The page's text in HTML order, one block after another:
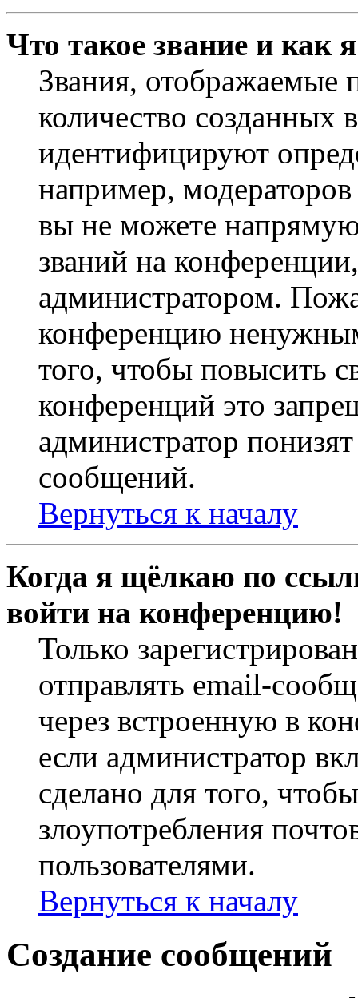
Что такое звание и как
Звания,
количество
идентифицируют
например,
вы не можете
званий на
администратором.
конференцию
того, чтобы повысить
конференций это
администратор
сообщений.
Вернуться к началу
Когда я щёлкаю по
войти на конференцию!
Только
отправлять email-
через встроенную в
если администратор
сделано для того,
злоупотребления
пользователями.
Вернуться к началу
Создание сообщений